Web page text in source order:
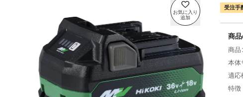
受注手
商
商品
本体
適応
特徴